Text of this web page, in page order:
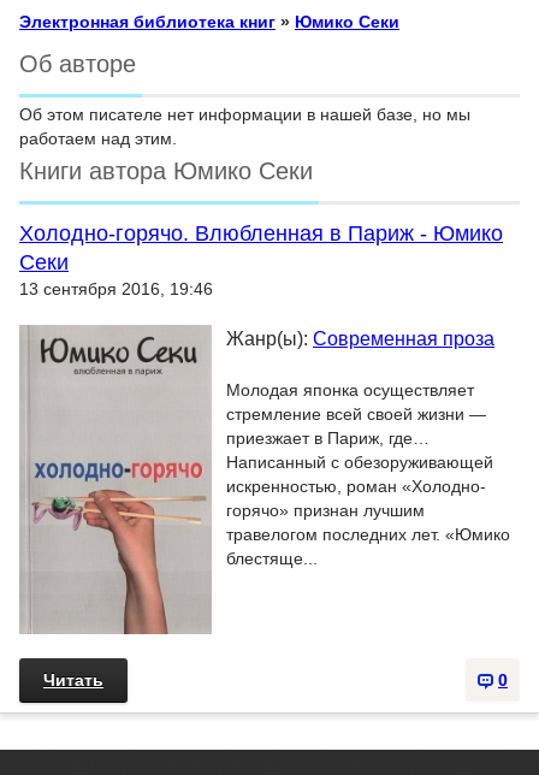
Электронная библиотека книг » Юмико Секи
Об авторе
Об этом писателе нет информации в нашей базе, но мы
работаем над этим.
Книги автора Юмико Секи
Холодно-горячо. Влюбленная в Париж - Юмико
Секи
13 сентября 2016, 19:46
Жанр(ы): Современная проза
Молодая японка осуществляет
стремление всей своей жизни —
приезжает в Париж, где…
Написанный с обезоруживающей
искренностью, роман «Холодно-
горячо» признан лучшим
травелогом последних лет. «Юмико
блестяще...
0
Читать